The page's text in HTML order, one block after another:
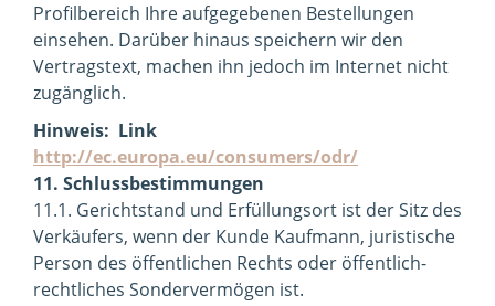
Profilbereich Ihre aufgegebenen Bestellungen
einsehen. Darüber hinaus speichern wir den
Vertragstext, machen ihn jedoch im Internet nicht
zugänglich.
Hinweis: Link
http://ec.europa.eu/consumers/odr/
11. Schlussbestimmungen
11.1. Gerichtstand und Erfüllungsort ist der Sitz des
Verkäufers, wenn der Kunde Kaufmann, juristische
Person des öffentlichen Rechts oder öffentlich-
rechtliches Sondervermögen ist.